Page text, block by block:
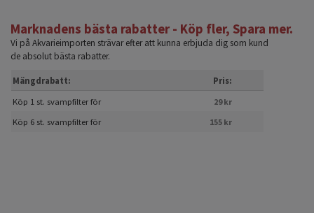
Marknadens bästa rabatter - Köp fler, Spara mer.
Vi på Akvarieimporten strävar efter att kunna erbjuda dig som kund
de absolut bästa rabatter.
Mängdrabatt:
Pris:
Köp 1 st. svampfilter för
29 kr
Köp 6 st. svampfilter för
155 kr